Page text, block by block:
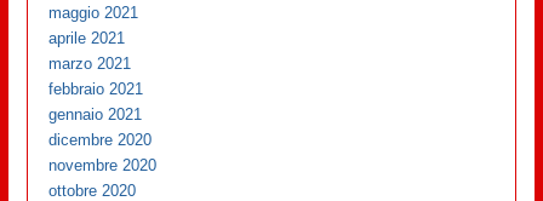
maggio 2021
aprile 2021
marzo 2021
febbraio 2021
gennaio 2021
dicembre 2020
novembre 2020
ottobre 2020